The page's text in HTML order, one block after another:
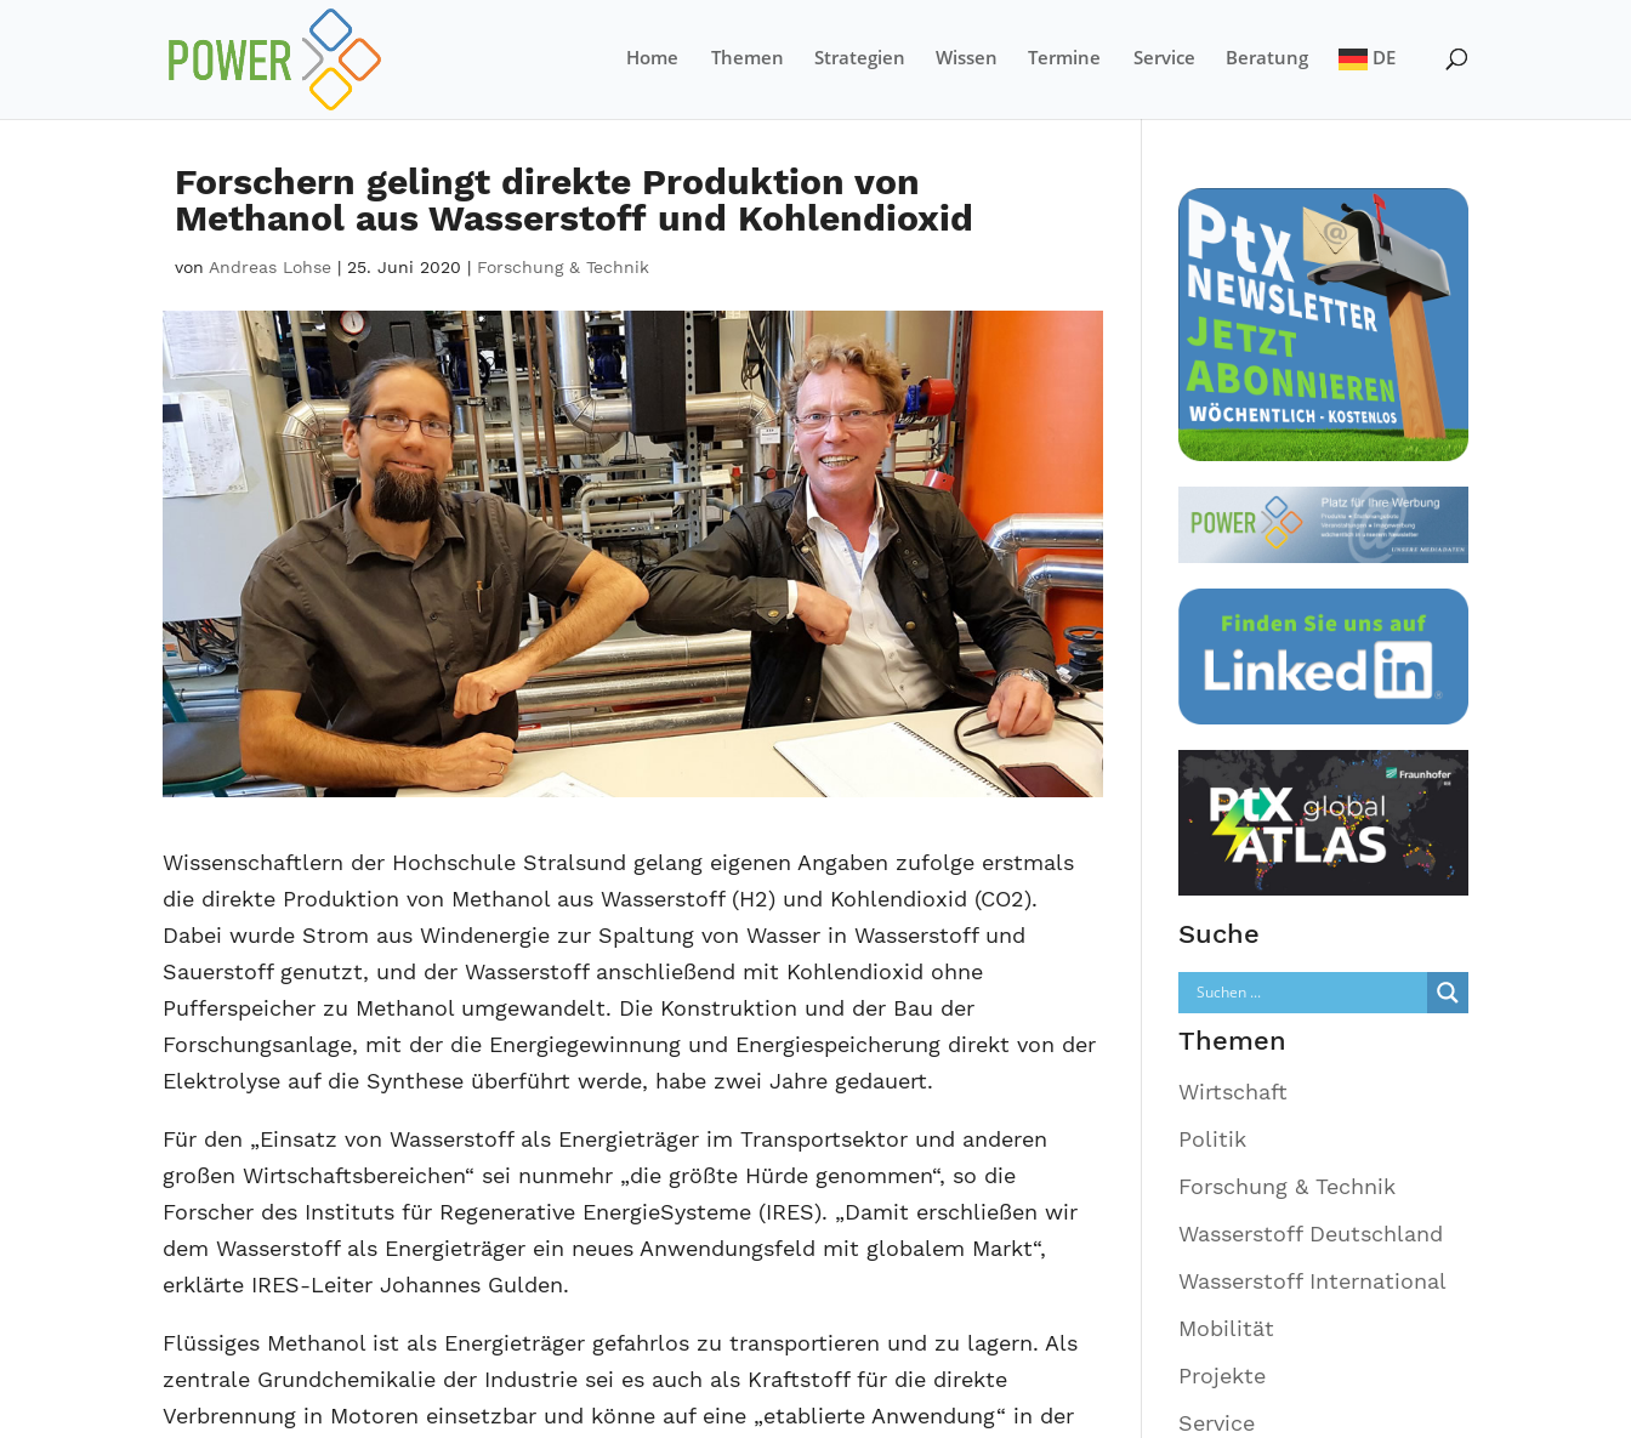
Home Themen Strategien Wissen Termine Service Beratung DE
Forschern gelingt direkte Produktion von
Methanol aus Wasserstoff und Kohlendioxid
von Andreas Lohse |25. Juni 2020 | Forschung & Technik
Wissenschaftlern der Hochschule Stralsund gelang eigenen Angaben zufolge erstmals
die direkte Produktion von Methanol aus Wasserstoff (H2) und Kohlendioxid (CO2).
Dabei wurde Strom aus Windenergie zur Spaltung von Wasser in Wasserstoff und
Sauerstoff genutzt, und der Wasserstoff anschließend mit Kohlendioxid ohne
Pufferspeicher zu Methanol umgewandelt. Die Konstruktion und der Bau der
Forschungsanlage, mit der die Energiegewinnung und Energiespeicherung direkt von der
Elektrolyse auf die Synthese überführt werde, habe zwei Jahre gedauert.
Für den „Einsatz von Wasserstoff als Energieträger im Transportsektor und anderen
großen Wirtschaftsbereichen“ sei nunmehr „die größte Hürde genommen“, so die
Forscher des Instituts für Regenerative EnergieSysteme (IRES). „Damit erschließen wir
dem Wasserstoff als Energieträger ein neues Anwendungsfeld mit globalem Markt“,
erklärte IRES-Leiter Johannes Gulden.
Flüssiges Methanol ist als Energieträger gefahrlos zu transportieren und zu lagern. Als
zentrale Grundchemikalie der Industrie sei es auch als Kraftstoff für die direkte
Verbrennung in Motoren einsetzbar und könne auf eine „etablierte Anwendung“ in der
Suche
Themen
Wirtschaft
Politik
Forschung & Technik
Wasserstoff Deutschland
Wasserstoff International
Mobilität
Projekte
Service